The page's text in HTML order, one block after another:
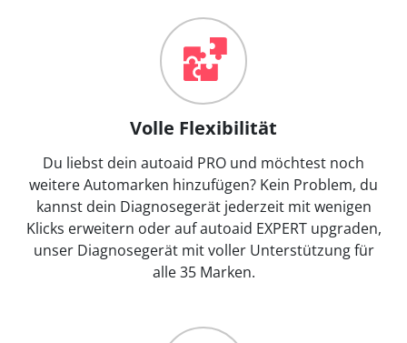
Volle Flexibilität
Du liebst dein autoaid PRO und möchtest noch
weitere Automarken hinzufügen? Kein Problem, du
kannst dein Diagnosegerät jederzeit mit wenigen
Klicks erweitern oder auf autoaid EXPERT upgraden,
unser Diagnosegerät mit voller Unterstützung für
alle 35 Marken.